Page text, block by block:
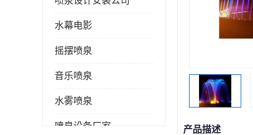
水幕电影
摇摆喷泉
音乐喷泉
水雾喷泉
喷泉设备厂家 产品描述